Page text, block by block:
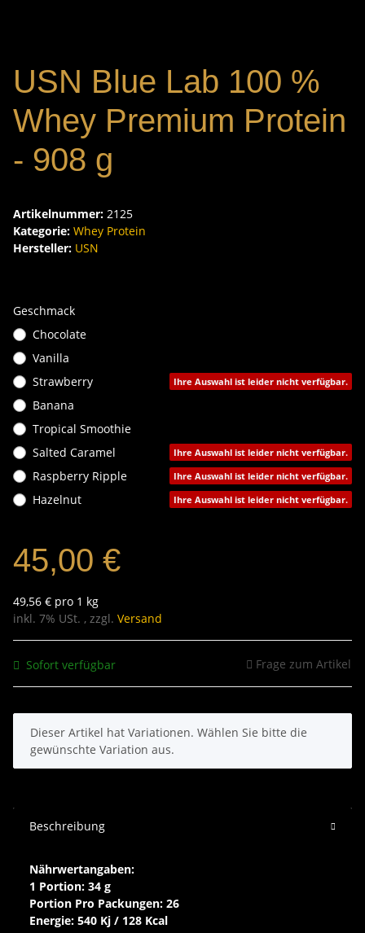
USN Blue Lab 100 %
Whey Premium Protein
- 908 g
Artikelnummer: 2125
Kategorie: Whey Protein
Hersteller: USN
Geschmack
Chocolate
Vanilla
Strawberry
Ihre Auswahl ist leider nicht verfügbar.
Banana
Tropical Smoothie
Salted Caramel
Ihre Auswahl ist leider nicht verfügbar.
Raspberry Ripple Ihre Auswahl ist leider nicht verfügbar.
Hazelnut Ihre Auswahl ist leider nicht verfügbar.
45,00 €
49,56 € pro 1 kg
inkl. 7% USt. , zzgl. Versand
Sofort verfügbar Frage zum Artikel
x
Dieser Artikel hat Variationen. Wählen Sie bitte die
gewünschte Variation aus.
Beschreibung
Nährwertangaben:
1 Portion: 34 g
Portion Pro Packungen: 26
Energie: 540 Kj / 128 Kcal